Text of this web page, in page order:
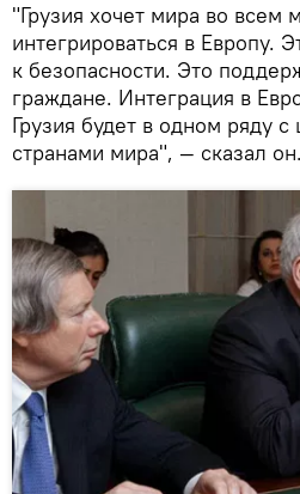
"Грузия хочет мира во всем
интегрироваться в Европу.
к безопасности. Это
граждане. Интеграция в
Грузия будет в одном ряду
странами мира", — сказал он.